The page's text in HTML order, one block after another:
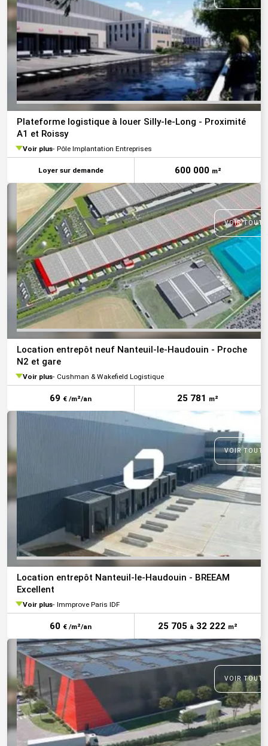
Plateforme logistique à louer Silly-le-Long - Proximité
A1 et Roissy
Voir plus Pôle Implantation Entreprises
Loyer sur demande 600 000 m²
VOIR
Location entrepôt neuf Nanteuil-le-Haudouin - Proche
N2 et gare
Voir plus Cushman & Wakefield Logistique
69 € /m²/an 25 781 m²
VOIR
Location entrepôt Nanteuil-le-Haudouin - BREEAM
Excellent
Voir plus Immprove Paris IDF
60 € /m²/an 25 705 à 32 222 m²
VOIR